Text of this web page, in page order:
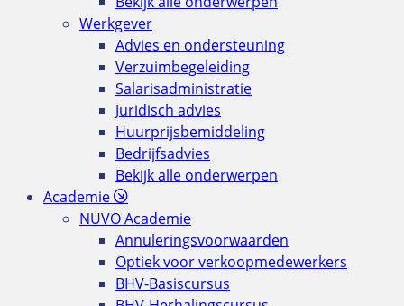
Werkgever
Advies en ondersteuning
Verzuimbegeleiding
Salarisadministratie
Juridisch advies
Huurprijsbemiddeling
Bedrijfsadvies
Bekijk alle onderwerpen
Academie
NUVO Academie
Annuleringsvoorwaarden
Optiek voor verkoopmedewerkers
BHV-Basiscursus